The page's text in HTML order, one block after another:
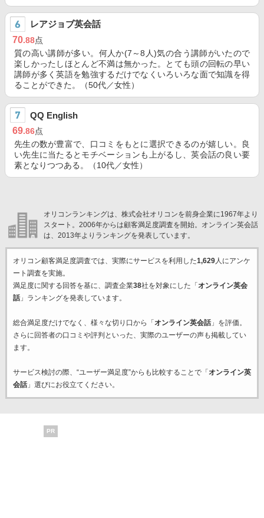
レアジョブ英会話
70.88点
質の高い講師が多い。何人か(7～8人)気の合う講師がいたので
楽しかったしほとんど不満は無かった。とても頭の回転の早い
講師が多く英語を勉強するだけでなくいろいろな面で知識を得
ることができた。（50代／女性）
QQ English
69.86点
先生の数が豊富で、口コミをもとに選択できるのが嬉しい。良
い先生に当たるとモチベーションも上がるし、英会話の良い要
素となりつつある。（10代／女性）
オリコンランキングは、株式会社オリコンを前身企業に1967年より
スタート。2006年からは顧客満足度調査を開始。オンライン英会話
は、2013年よりランキングを発表しています。
オリコン顧客満足度調査では、実際にサービスを利用した1,629人にアンケ
ート調査を実施。
満足度に関する回答を基に、調査企業38社を対象にした「 オンライン英会
話」ランキングを発表しています。
総合満足度だけでなく、様々な切り口から「 オンライン英会話」を評価。
さらに回答者の口コミや評判といった、実際のユーザーの声も掲載してい
ます。
サービス検討の際、“ユーザー満足度”からも比較することで「 オンライン英
会話」選びにお役立てください。
PR